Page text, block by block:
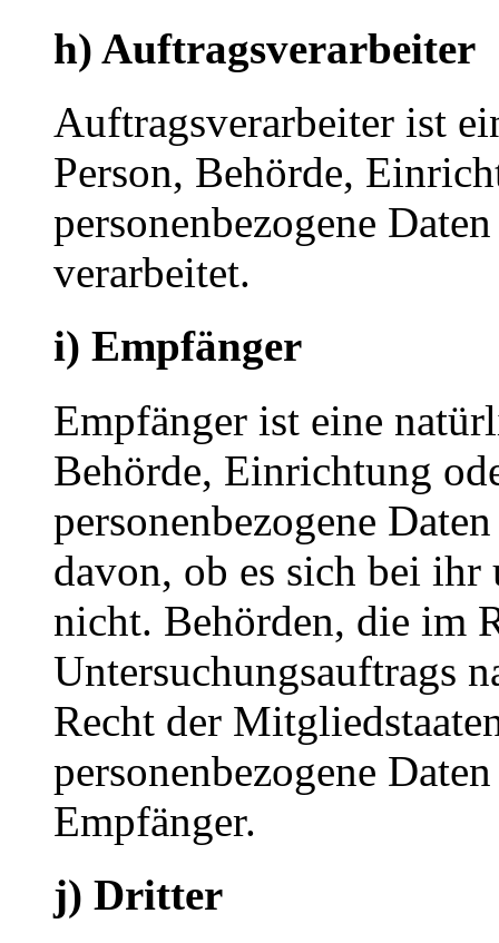
h) Auftragsverarbeiter
Auftragsverarbeiter ist
Person, Behörde,
personenbezogene
verarbeitet.
i) Empfänger
Empfänger ist eine
Behörde, Einrichtung
personenbezogene
davon, ob es sich bei
nicht. Behörden, die im
Untersuchungsauftrags
Recht der
personenbezogene
Empfänger.
j) Dritter